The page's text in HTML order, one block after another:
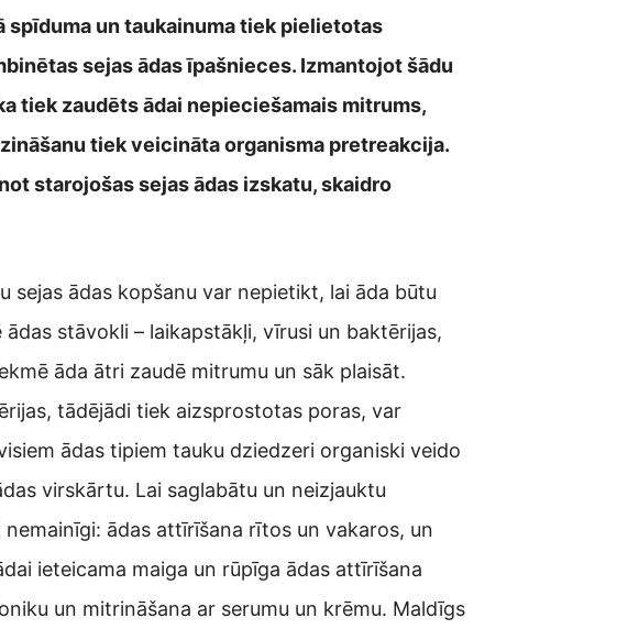
un taukainuma tiek pielietotas
sejas ādas īpašnieces. Izmantojot šādu
tiek zaudēts ādai nepieciešamais mitrums,
tiek veicināta organisma pretreakcija.
starojošas sejas ādas izskatu, skaidro
sejas ādas kopšanu var nepietikt, lai āda būtu
stāvokli – laikapstākļi, vīrusi un baktērijas,
āda ātri zaudē mitrumu un sāk plaisāt.
tādējādi tiek aizsprostotas poras, var
ādas tipiem tauku dziedzeri organiski veido
virskārtu. Lai saglabātu un neizjauktu
ādas attīrīšana rītos un vakaros, un
ieteicama maiga un rūpīga ādas attīrīšana
un mitrināšana ar serumu un krēmu. Maldīgs